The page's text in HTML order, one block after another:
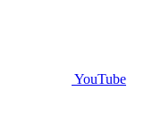
YouTube